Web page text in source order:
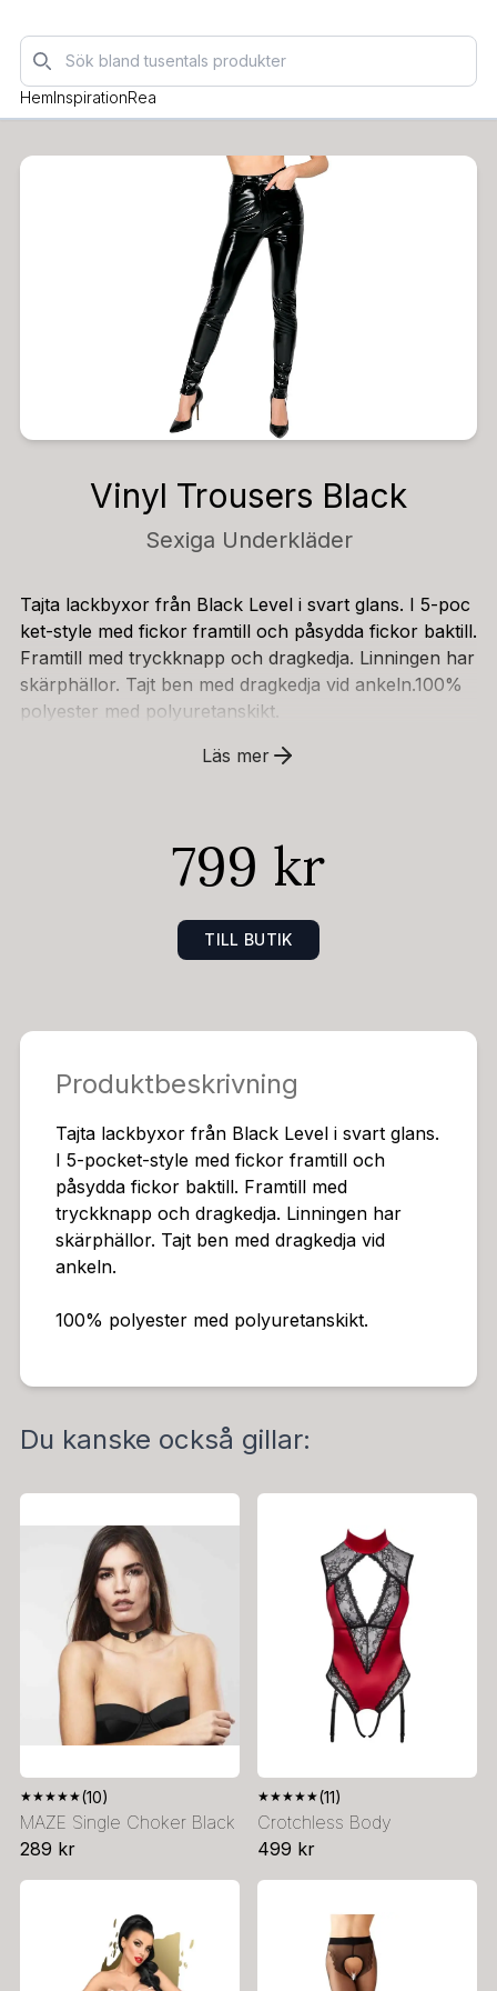
Sök
HemInspirationRea
Vinyl Trousers Black
Sexiga Underkläder
Tajta lackbyxor från Black Level i svart glans. I 5-poc
ket-style med fickor framtill och påsydda fickor baktill.
Framtill med tryckknapp och dragkedja. Linningen har
skärphällor. Tajt ben med dragkedja vid ankeln.100%
polyester med polyuretanskikt.
Läs mer
799 kr
TILL BUTIK
Produktbeskrivning
Tajta lackbyxor från Black Level i svart glans.
I 5-pocket-style med fickor framtill och
påsydda fickor baktill. Framtill med
tryckknapp och dragkedja. Linningen har
skärphällor. Tajt ben med dragkedja vid
ankeln.
100% polyester med polyuretanskikt.
Du kanske också gillar:
★★★★★(10)
MAZE Single Choker Black
289 kr
★★★★★(11)
Crotchless Body
499 kr